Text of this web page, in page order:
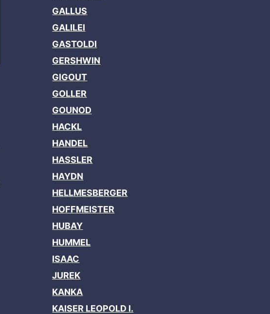
GALLUS
GALILEI
GASTOLDI
GERSHWIN
GIGOUT
GOLLER
GOUNOD
HACKL
HANDEL
HASSLER
HAYDN
HELLMESBERGER
HOFFMEISTER
HUBAY
HUMMEL
ISAAC
JUREK
KANKA
KAISER LEOPOLD I.